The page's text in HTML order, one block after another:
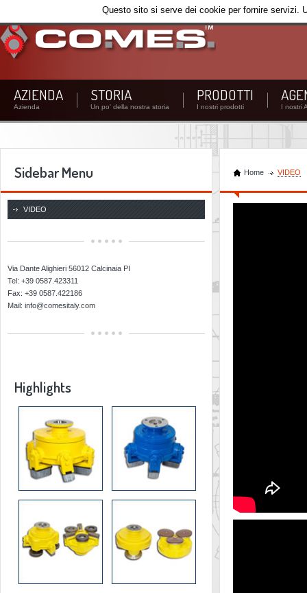
AZIENDA
Azienda
STORIA
Un po' della nostra storia
PRODOTTI
I nostri prodotti I nostri
Sidebar Menu Home VIDEO
VIDEO
Via Dante Alighieri 56012 Calcinaia PI
Tel: +39 0587.423311
Fax: +39 0587.422186
Mail: info@comesitaly.com
Highlights
Questo sito si serve dei cookie per fornire servizi.